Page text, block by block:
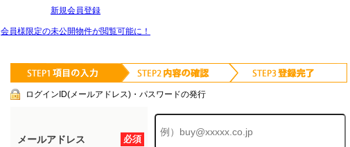
新規会員登録
会員様限定の未公開物件が閲覧可能に！
ログインID(メールアドレス)・パスワードの発行
必須
メールアドレス